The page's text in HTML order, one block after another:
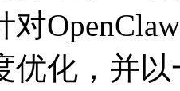
针对
化，并